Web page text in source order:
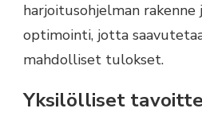
harjoitusohjelman rakenne
optimointi, jotta
mahdolliset tulokset.
Yksilölliset